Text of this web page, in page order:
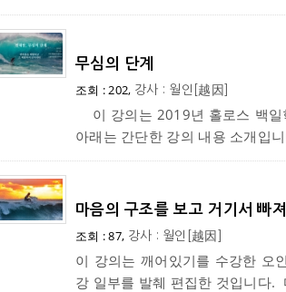
무심의 단계
조회 : 202, 강사 : 월인[越因]
이 강의는 2019년 홀로스 백일
아래는 간단한 강의 내용 소개입
마음의 구조를 보고 거기서 빠
조회 : 87, 강사 : 월인[越因]
이 강의는 깨어있기를 수강한 오
강 일부를 발췌 편집한 것입니다.